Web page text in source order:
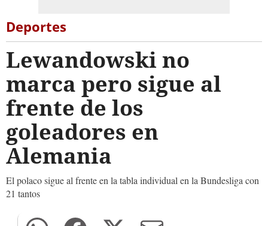
Deportes
Lewandowski no
marca pero sigue al
frente de los
goleadores en
Alemania
El polaco sigue al frente en la tabla individual en la Bundesliga con
21 tantos